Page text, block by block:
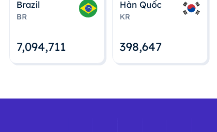
Brazil
BR
7,094,712
Hàn Quốc
KR
398,648